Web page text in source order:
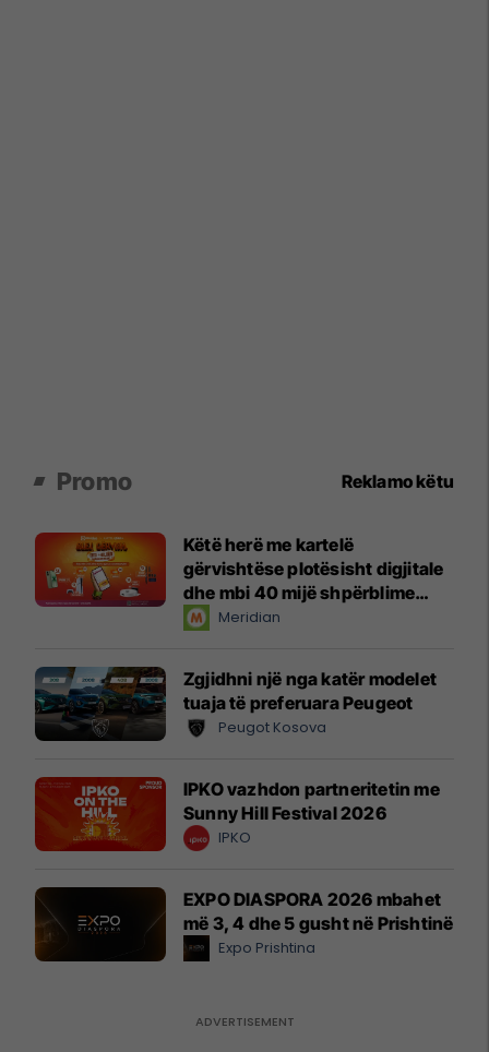
Promo Reklamo këtu
Këtë herë me kartelë
gërvishtëse plotësisht digjitale
dhe mbi 40 mijë shpërblime
instant!Meridian
Zgjidhni një nga katër modelet
tuaja të preferuara Peugeot
Peugot Kosova
IPKO vazhdon partneritetin me
Sunny Hill Festival 2026
IPKO
EXPO DIASPORA 2026 mbahet
më 3, 4 dhe 5 gusht në Prishtinë
Expo Prishtina